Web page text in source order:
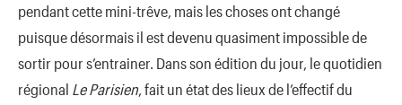
pendant cette mini-trêve, mais les choses ont changé
puisque désormais il est devenu quasiment impossible de
sortir pour s’entrainer. Dans son édition du jour, le quotidien
régional Le Parisien, fait un état des lieux de l’effectif du